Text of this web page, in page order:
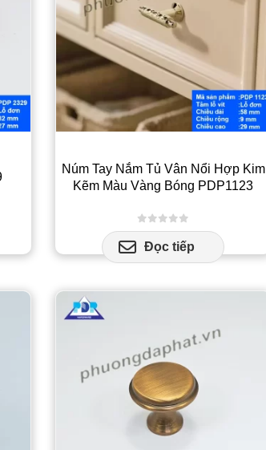
chọn
có
thể
được
trang
Núm Tay Nắm Tủ Vân Nổi Hợp Kim
Kẽm Màu Vàng Bóng PDP1123
0out of 5
Đọc tiếp